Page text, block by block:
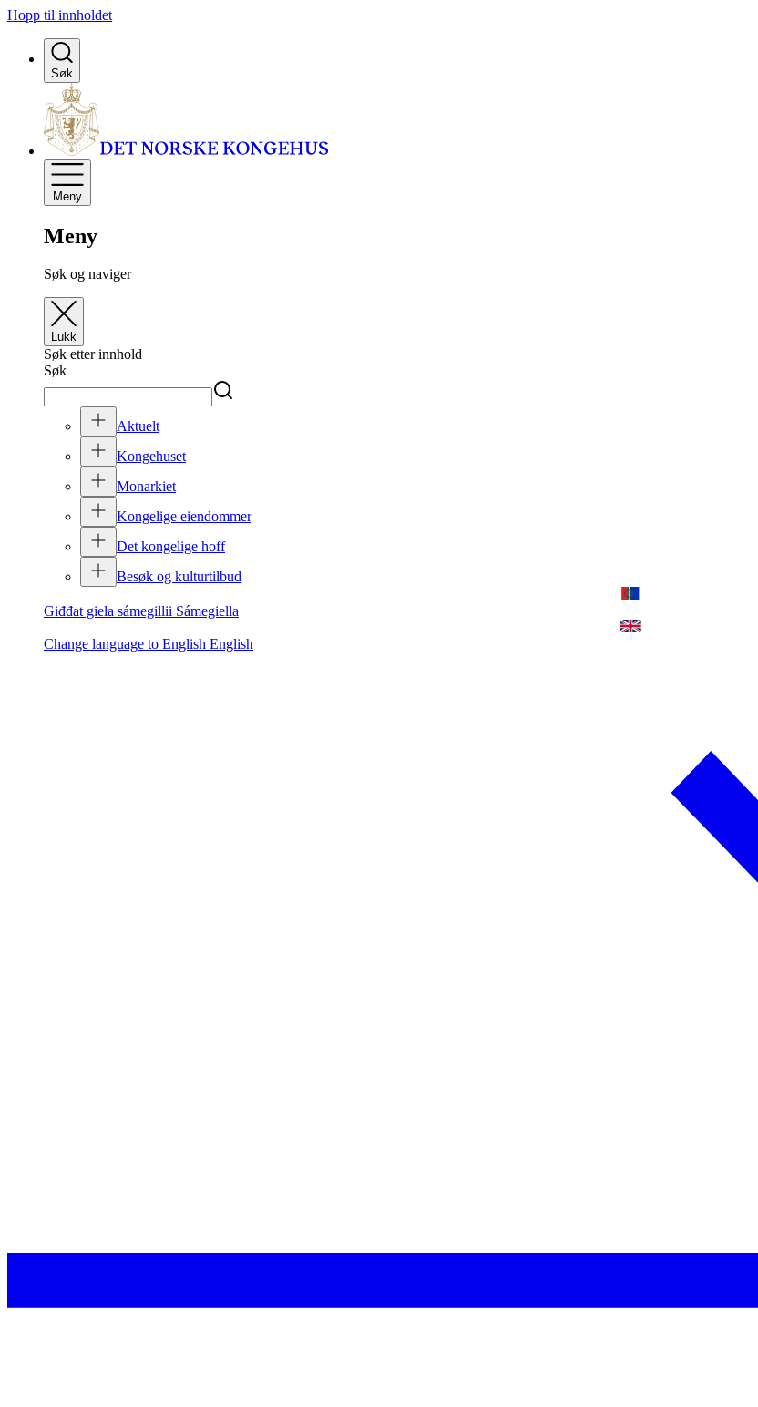
Hopp til innholdet
Søk
Meny
Meny
Søk og naviger
Lukk
Søk etter innhold
Søk
Aktuelt
Kongehuset
Monarkiet
Kongelige eiendommer
Det kongelige hoff
Besøk og kulturtilbud
Giđđat giela sámegillii Sámegiella
Change language to English English